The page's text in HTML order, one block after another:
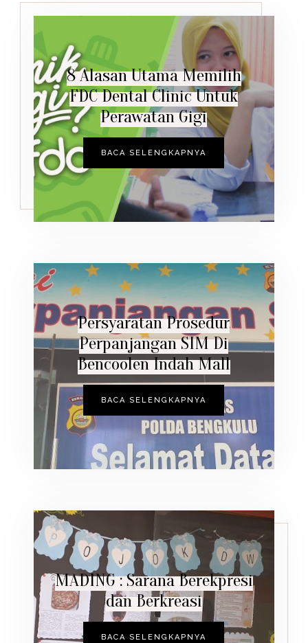
8 Alasan Utama Memilih
FDC Dental Clinic Untuk
Perawatan Gigi
BACA SELENGKAPNYA
Persyaratan Prosedur
Perpanjangan SIM Di
Bencoolen Indah Mall
BACA SELENGKAPNYA
MADING : Sarana Berekpresi
dan Berkreasi
BACA SELENGKAPNYA